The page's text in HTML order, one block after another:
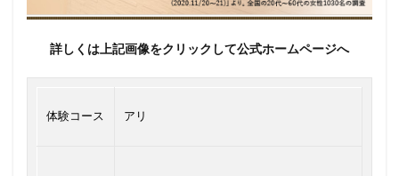
詳しくは上記画像をクリックして公式ホームページへ
体験コース アリ